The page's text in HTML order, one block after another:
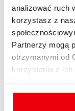
analizować ruch
korzystasz z
Partnerzy mogą
otrzymanymi od
korzystania z ich
cookies, celu i
oraz zmiany
większą
opcji o
waniliowa).
OPUBLIKUJ